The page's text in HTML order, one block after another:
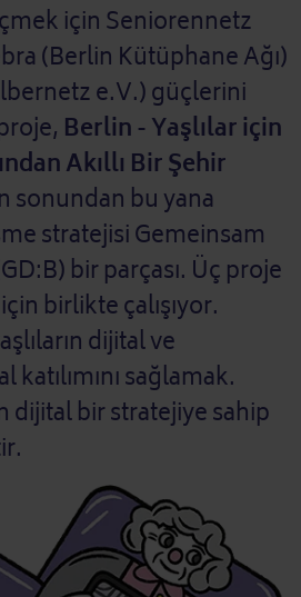
için Seniorennetz
(Berlin Kütüphane Ağı)
e.V.) güçlerini
Berlin - Yaşlılar için
Akıllı Bir Şehir
sonundan bu yana
stratejisi Gemeinsam
bir parçası. Üç proje
birlikte çalışıyor.
dijital ve
sağlamak.
dijital bir stratejiye sahip